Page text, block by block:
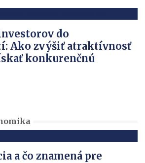
do
Ako zvýšiť atraktívnosť
konkurenčnú
a čo znamená pre